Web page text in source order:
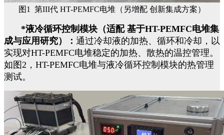
图1 第III代 HT-PEMFC电堆（另增配 创新集成方案）
*液冷循环控制模块（适配 基于HT-PEMFC电堆集
成与应用研究）： 通过冷却液的加热、循环和冷却，以
实现对HT-PEMFC电堆稳定的加热、散热的温控管理。
如图2， HT-PEMFC电堆与液冷循环控制模块的热管理
测试。